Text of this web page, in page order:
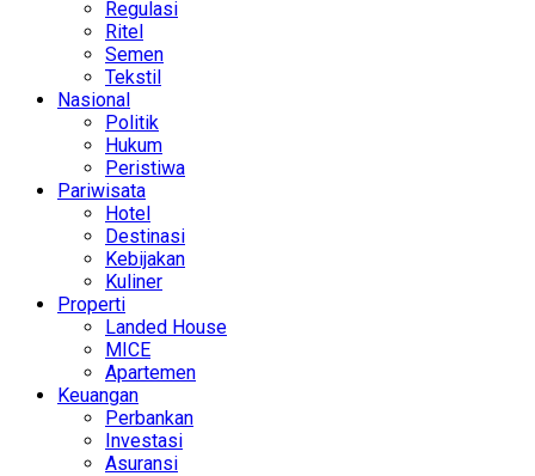
Regulasi
Ritel
Semen
Tekstil
Nasional
Politik
Hukum
Peristiwa
Pariwisata
Hotel
Destinasi
Kebijakan
Kuliner
Properti
Landed House
MICE
Apartemen
Keuangan
Perbankan
Investasi
Asuransi